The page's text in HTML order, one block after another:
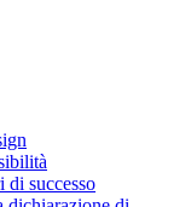
di successo